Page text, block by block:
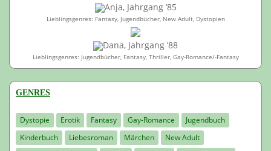
Anja, Jahrgang ’85
Lieblingsgenres: Fantasy, Jugendbücher, New Adult, Dystopien
Dana, Jahrgang ’88
Lieblingsgenres: Jugendbücher, Fantasy, Thriller, Gay-Romance/-Fantasy
GENRES
Dystopie Erotik Fantasy Gay-Romance
Jugendbuch
Kinderbuch
Liebesroman Märchen
New Adult